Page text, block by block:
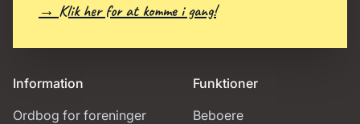
Information
Ordbog for foreninger
Funktioner
Beboere
→ Klik her for at komme i gang!